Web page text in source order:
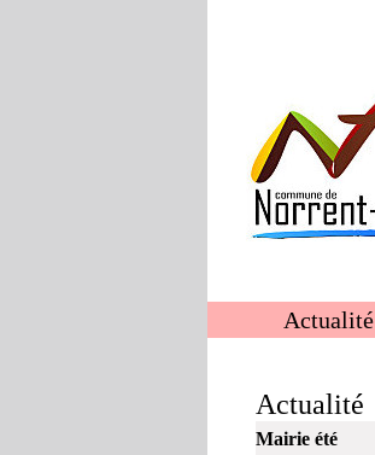
Actualité
Actualité
Mairie été